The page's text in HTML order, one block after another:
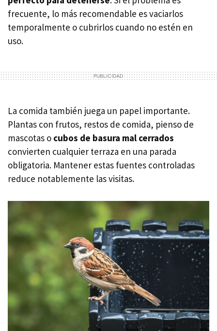
frecuente, lo más recomendable es vaciarlos
temporalmente o cubrirlos cuando no estén en
uso.
La comida también juega un papel importante.
Plantas con frutos, restos de comida, pienso de
mascotas o cubos de basura mal cerrados
convierten cualquier terraza en una parada
obligatoria. Mantener estas fuentes controladas
reduce notablemente las visitas.